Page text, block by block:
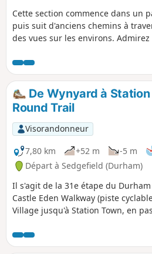
Cette section commence dans un
puis suit d'anciens chemins à
des vues sur les environs.
De Wynyard à
Round Trail
Visorandonneur
7,80 km
+52 m -5 m
Départ à Sedgefield (Durham)
Il s'agit de la 31e étape du
Castle Eden Walkway (piste
Village jusqu'à Station Town, en
Hurworth Burn. Cette partie de la
accessible.